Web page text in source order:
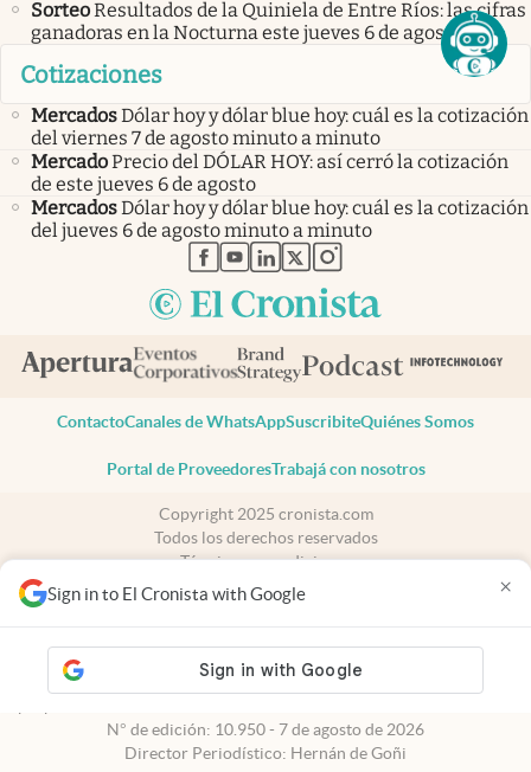
Sign in to El Cronista with Google ×
SorteoResultados de la Quiniela de Entre Ríos: las cifras
ganadoras en la Nocturna este jueves 6 de agosto
Cotizaciones
MercadosDólar hoy y dólar blue hoy: cuál es la cotización
del viernes 7 de agosto minuto a minuto
MercadoPrecio del DÓLAR HOY: así cerró la cotización
de este jueves 6 de agosto
MercadosDólar hoy y dólar blue hoy: cuál es la cotización
del jueves 6 de agosto minuto a minuto
abre en nueva pestaña
abre en nueva pestaña
abre en nueva pestaña
abre en nueva pestaña
abre en nueva pestaña
ContactoCanales de WhatsAppSuscribiteQuiénes Somos
Portal de ProveedoresTrabajá con nosotros
Copyright 2025 cronista.com
Todos los derechos reservados
Términos y condiciones
Privacidad
Consentimiento
cronista.com
es propiedad de El Cronista Comercial S.A Registro de
N° de edición: 10.950 - 7 de agosto de 2026
Director Periodístico: Hernán de Goñi